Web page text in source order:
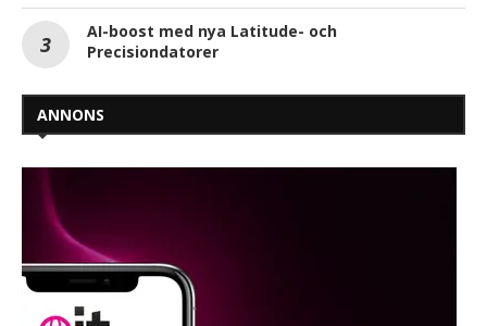
AI-boost med nya Latitude- och
Precisiondatorer
ANNONS